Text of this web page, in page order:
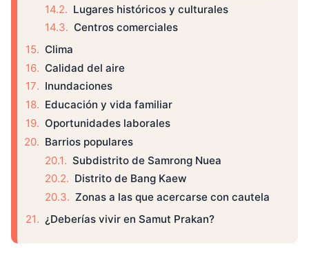
Lugares históricos y culturales
Centros comerciales
Clima
Calidad del aire
Inundaciones
Educación y vida familiar
Oportunidades laborales
Barrios populares
Subdistrito de Samrong Nuea
Distrito de Bang Kaew
Zonas a las que acercarse con cautela
¿Deberías vivir en Samut Prakan?